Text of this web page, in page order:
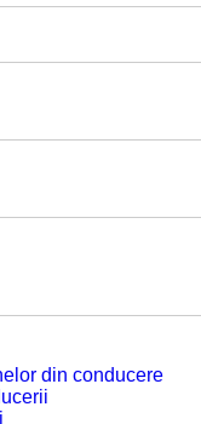
din conducere